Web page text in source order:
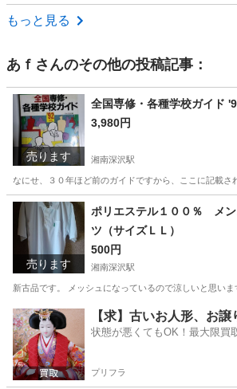
神奈川 横浜市
もっと見る
あｆ さんのその他の投稿記事：
売ります
全国専修・各種学校ガイド
3,980円
湘南深沢駅
なにせ、３０年ほど前のガイドですから、ここに記載
神奈川 鎌倉市 湘南深沢駅 参考書
売ります
ポリエステル１００％ メ
ツ（サイズＬＬ）
500円
湘南深沢駅
新古品です。 メッシュになっているので涼しいと思いま
神奈川 湘南深沢駅 ポロシャツ
【求】古いお人形、お譲
状態が悪くてもOK！最大限買
プリフラ